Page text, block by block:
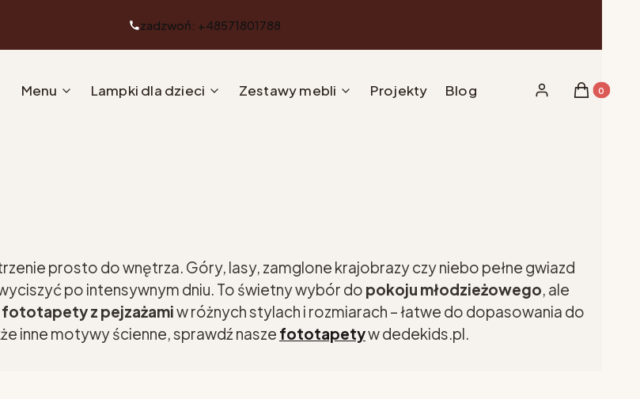
zadzwoń: +48571801788
Menu Lampki dla dzieci Zestawy mebli Projekty Blog Zaloguj sięProdukty
Koszyk
prosto do wnętrza. Góry, lasy, zamglone krajobrazy czy niebo pełne gwiazd
po intensywnym dniu. To świetny wybór do pokoju młodzieżowego, ale
fototapety z pejzażamiw różnych stylach i rozmiarach – łatwe do dopasowania do
inne motywy ścienne, sprawdź nasze fototapetyw dedekids.pl.